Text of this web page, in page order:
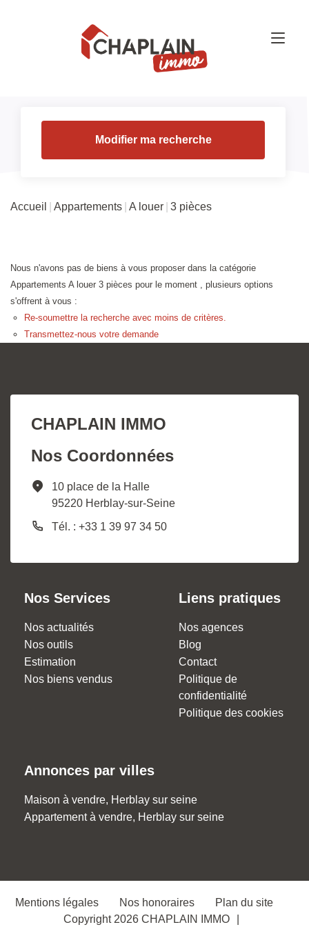
Modifier ma recherche
Accueil Appartements A louer 3 pièces
Nous n'avons pas de biens à vous proposer dans la catégorie
Appartements A louer 3 pièces pour le moment , plusieurs options
s'offrent à vous :
Re-soumettre la recherche avec moins de critères.
Transmettez-nous votre demande
CHAPLAIN IMMO
Nos Coordonnées
10 place de la Halle
95220 Herblay-sur-Seine
Tél. : +33 1 39 97 34 50
Nos Services
Nos actualités
Nos outils
Estimation
Nos biens vendus
Liens pratiques
Nos agences
Blog
Contact
Politique de
confidentialité
Politique des cookies
Annonces par villes
Maison à vendre, Herblay sur seine
Appartement à vendre, Herblay sur seine
Mentions légales Nos honoraires
Plan du site
Copyright 2026 CHAPLAIN IMMO